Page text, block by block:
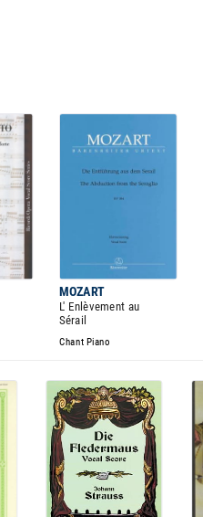
MOZART
L' Enlèvement au
Sérail
Chant Piano